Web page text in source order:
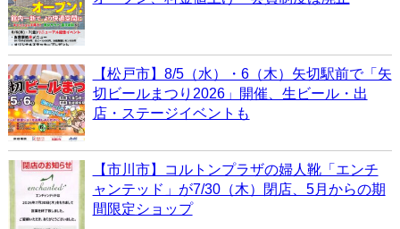
【松戸市】8/5（水）・6（木）矢切駅前で「矢
切ビールまつり2026」開催、生ビール・出
店・ステージイベントも
【市川市】コルトンプラザの婦人靴「エンチ
ャンテッド」が7/30（木）閉店、5月からの期
間限定ショップ